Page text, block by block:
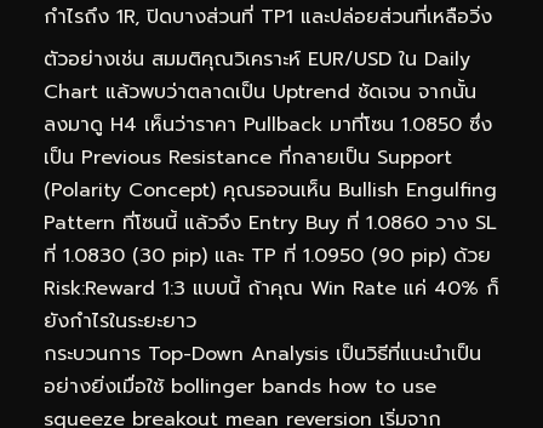
กำไรถึง 1R, ปิดบางส่วนที่ TP1 และปล่อยส่วนที่เหลือวิ่ง
ตัวอย่างเช่น สมมติคุณวิเคราะห์ EUR/USD ใน Daily
Chart แล้วพบว่าตลาดเป็น Uptrend ชัดเจน จากนั้น
ลงมาดู H4 เห็นว่าราคา Pullback มาที่โซน 1.0850 ซึ่ง
เป็น Previous Resistance ที่กลายเป็น Support
(Polarity Concept) คุณรอจนเห็น Bullish Engulfing
Pattern ที่โซนนี้ แล้วจึง Entry Buy ที่ 1.0860 วาง SL
ที่ 1.0830 (30 pip) และ TP ที่ 1.0950 (90 pip) ด้วย
Risk:Reward 1:3 แบบนี้ ถ้าคุณ Win Rate แค่ 40% ก็
ยังกำไรในระยะยาว
กระบวนการ Top-Down Analysis เป็นวิธีที่แนะนำเป็น
อย่างยิ่งเมื่อใช้ bollinger bands how to use
squeeze breakout mean reversion เริ่มจาก